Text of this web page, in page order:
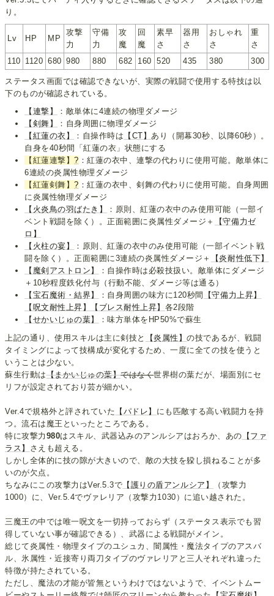
り。
Lv HP MP
攻撃
力
守備
力
攻
魔
回
魔
素早
さ
器用
さ
おしゃれ
さ
重
さ
110 1120 680 980 880 682 160 520 435 380 300
ステータス画面では確認できないが、実際の戦闘で使用する特技は以
下のものが確認されている。
【連撃】
：敵単体に4連続の物理ダメージ
【剣舞】
：自身周囲に物理ダメージ
【紅蓮の衣】
：自操作時は 【CT】あり（開幕30秒、以降60秒）。
自身を40秒間「紅蓮の衣」状態にする
【紅蓮連撃】? ：紅蓮の衣中、連撃の代わりに使用可能。敵単体に
6連続の炎属性物理ダメージ
【紅蓮剣舞】? ：紅蓮の衣中、剣舞の代わりに使用可能。自身周囲
に炎属性物理ダメージ
【火炎鳥の羽ばたき】
：原則、紅蓮の衣中のみ使用可能（一部イ
ベント戦闘を除く）。正面範囲に炎属性ダメージ＋
【守備力ゼ
ロ】
【火柱の宴】
：原則、紅蓮の衣中のみ使用可能（一部イベント戦
闘を除く）。正面範囲に3連続の炎属性ダメージ＋
【炎耐性低下】
【魔剣アストロン】
：自操作時は必殺技扱い。敵単体にダメージ
＋10秒程度鉄化付与（行動不能、ダメージ等は通る）
【宝石魔術・結界】
：自身周囲の味方に120秒間
【守備力上昇】
【呪文耐性上昇】
【ブレス耐性上昇】 各2段階
【せかいじゅの葉】
：味方単体をHP50%で蘇生
上記の通り、使用スキルは主に剣技と
【炎属性】の技であるが、戦闘
タイミングによって技構成が変化するため、一度に全ての技を使うと
いうことは少ない。
蘇生行動は【まかいじゅの葉】ではなく世界樹の葉だが、場面別にセ
リフが設定されており芸が細かい。
Ver.4で規格外と評されていた 【パドレ】 にも匹敵する高い戦闘力を持
つ。流石は魔王といったところである。
特に攻撃力 980はスキル、武器込みのアンルシアはおろか、あの 【ファ
ラス】 さえも超える。
しかし全体的に技の隙が大きいので、敵の大技を躱し損ねることが多
いのが欠点。
ちなみにこの攻撃力はVer.5.3で 【護りの盾アンルシア】
（攻撃力
1000）に、Ver.5.4でヴァレリア（攻撃力1030）に追い越された。
三魔王の中では唯一呪文を一切持っておらず（ステータス表示でも習
得していない事が確認できる）、武器による戦闘がメイン。
総じて炎属性・物理タイプのユシュカ、闇属性・魔法タイプのアスバ
ル、氷属性・近接寄り両刀タイプのヴァレリアと三人それぞれ違った
特徴が持たされている。
ただし、魔法の才能が皆無というわけではないようで、イベントムー